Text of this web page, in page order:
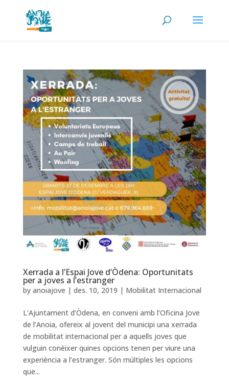
Xerrada a l’Espai Jove d’Òdena: Oportunitats
per a joves a l’estranger
by anoiajove | des. 10, 2019 | Mobilitat Internacional
L’Ajuntament d’Òdena, en conveni amb l’Oficina Jove
de l’Anoia, ofereix al jovent del municipi una xerrada
de mobilitat internacional per a aquells joves que
vulguin conèixer quines opcions tenen per viure una
experiència a l’estranger. Són múltiples les opcions
que...